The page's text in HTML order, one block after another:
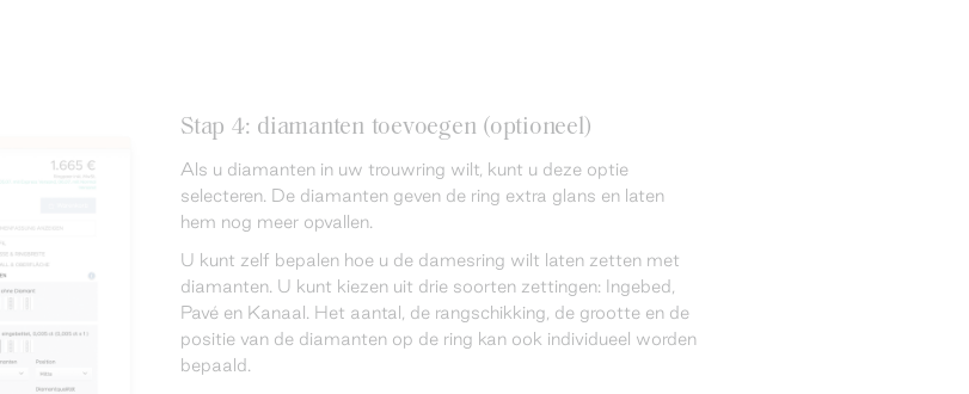
Stap 4: diamanten toevoegen (optioneel)
Als u diamanten in uw trouwring wilt, kunt u deze optie
selecteren. De diamanten geven de ring extra glans en laten
hem nog meer opvallen.
U kunt zelf bepalen hoe u de damesring wilt laten zetten met
diamanten. U kunt kiezen uit drie soorten zettingen: Ingebed,
Pavé en Kanaal. Het aantal, de rangschikking, de grootte en de
positie van de diamanten op de ring kan ook individueel worden
bepaald.